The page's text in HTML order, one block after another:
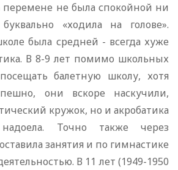
перемене не была спокойной ни
«ходила на голове».
была средней - всегда хуже
В 8-9 лет помимо школьных
балетную школу, хотя
они вскоре наскучили,
кружок, но и акробатика
Точно также через
занятия и по гимнастике
В 11 лет (1949-1950